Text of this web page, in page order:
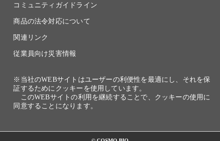
コミュニティガイドライン
商品の法令対応について
関連リンク
従業員向け災害情報
※当社のWEBサイトはユーザーの利便性を最適にし、それを保
証するためにクッキーを使用しています。
このWEBサイトの利用を継続することで、クッキーの使用に
同意することになります。